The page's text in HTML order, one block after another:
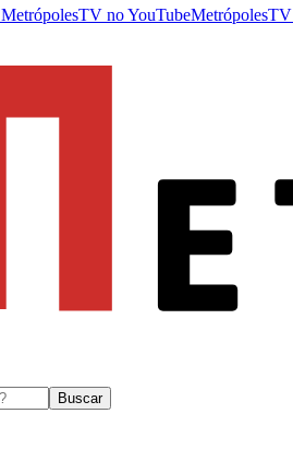
MetrópolesTV noYouTubeMetrópolesTV
Buscar